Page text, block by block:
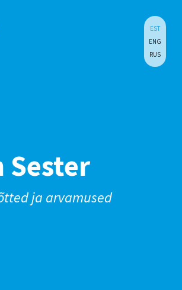
EST
ENG
RUS
Sester
ja arvamused